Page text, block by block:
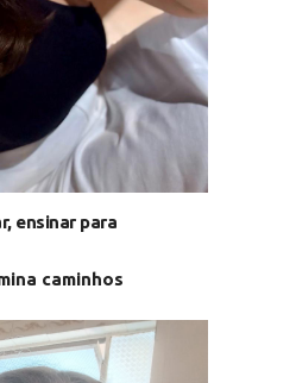
ensinar para
caminhos